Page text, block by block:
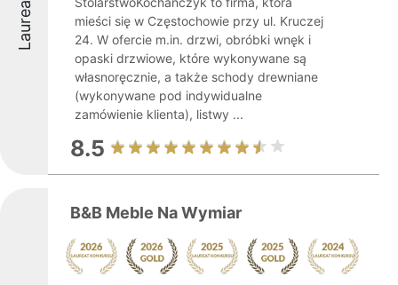
Laureaci
mieści się w Częstochowie przy ul. Kruczej
24. W ofercie m.in. drzwi, obróbki wnęk i
opaski drzwiowe, które wykonywane są
własnoręcznie, a także schody drewniane
(wykonywane pod indywidualne
zamówienie klienta), listwy ...
8.5
B&B Meble Na Wymiar